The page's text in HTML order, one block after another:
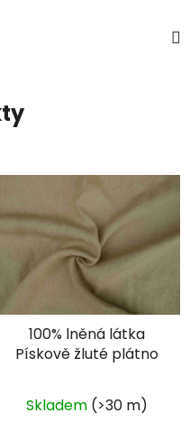
100% lněná látka
Pískově žluté plátno
Skladem (>30 m)